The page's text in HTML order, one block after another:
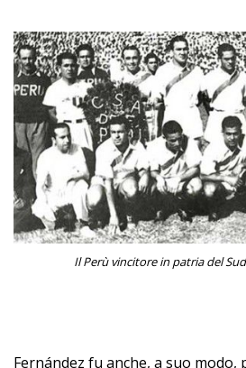
Il Perù vincitore in patria del
Fernández fu anche, a suo